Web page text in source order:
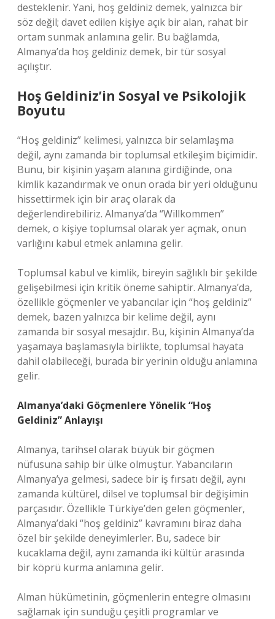
desteklenir. Yani, hoş geldiniz demek, yalnızca bir
söz değil; davet edilen kişiye açık bir alan, rahat bir
ortam sunmak anlamına gelir. Bu bağlamda,
Almanya’da hoş geldiniz demek, bir tür sosyal
açılıştır.
Hoş Geldiniz’in Sosyal ve Psikolojik
Boyutu
“Hoş geldiniz” kelimesi, yalnızca bir selamlaşma
değil, aynı zamanda bir toplumsal etkileşim biçimidir.
Bunu, bir kişinin yaşam alanına girdiğinde, ona
kimlik kazandırmak ve onun orada bir yeri olduğunu
hissettirmek için bir araç olarak da
değerlendirebiliriz. Almanya’da “Willkommen”
demek, o kişiye toplumsal olarak yer açmak, onun
varlığını kabul etmek anlamına gelir.
Toplumsal kabul ve kimlik, bireyin sağlıklı bir şekilde
gelişebilmesi için kritik öneme sahiptir. Almanya’da,
özellikle göçmenler ve yabancılar için “hoş geldiniz”
demek, bazen yalnızca bir kelime değil, aynı
zamanda bir sosyal mesajdır. Bu, kişinin Almanya’da
yaşamaya başlamasıyla birlikte, toplumsal hayata
dahil olabileceği, burada bir yerinin olduğu anlamına
gelir.
Almanya’daki Göçmenlere Yönelik “Hoş
Geldiniz” Anlayışı
Almanya, tarihsel olarak büyük bir göçmen
nüfusuna sahip bir ülke olmuştur. Yabancıların
Almanya’ya gelmesi, sadece bir iş fırsatı değil, aynı
zamanda kültürel, dilsel ve toplumsal bir değişimin
parçasıdır. Özellikle Türkiye’den gelen göçmenler,
Almanya’daki “hoş geldiniz” kavramını biraz daha
özel bir şekilde deneyimlerler. Bu, sadece bir
kucaklama değil, aynı zamanda iki kültür arasında
bir köprü kurma anlamına gelir.
Alman hükümetinin, göçmenlerin entegre olmasını
sağlamak için sunduğu çeşitli programlar ve